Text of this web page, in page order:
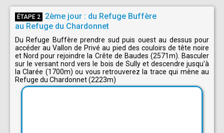
ÉTAPE 2
2ème jour : du Refuge Buffère
au Refuge du Chardonnet
Du Refuge Buffère prendre sud puis ouest au dessus pour
accéder au Vallon de Privé au pied des couloirs de tête noire
et Nord pour rejoindre la Crête de Baudes (2571m). Basculer
sur le versant nord vers le bois de Sully et descendre jusqu'à
la Clarée (1700m) ou vous retrouverez la trace qui mène au
Refuge du Chardonnet (2223m)